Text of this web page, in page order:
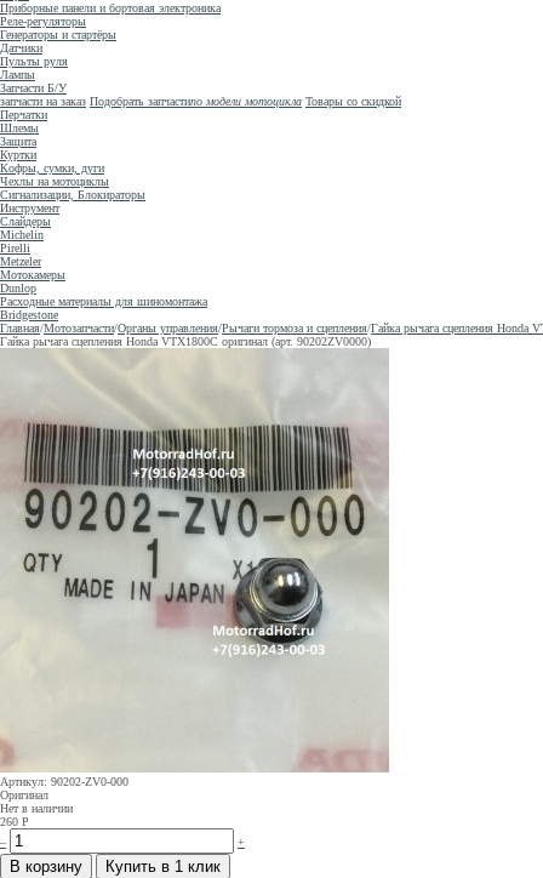
Приборные панели и бортовая электроника
Реле-регуляторы
Генераторы и стартёры
Датчики
Пульты руля
Лампы
Запчасти Б/У
запчасти на заказ Подобрать запчастипо модели мотоцикла Товары со скидкой
Перчатки
Шлемы
Защита
Куртки
Кофры, сумки, дуги
Чехлы на мотоциклы
Сигнализации, Блокираторы
Инструмент
Слайдеры
Michelin
Pirelli
Metzeler
Мотокамеры
Dunlop
Расходные материалы для шиномонтажа
Bridgestone
Главная/Мотозапчасти/Органы управления/Рычаги тормоза и сцепления/Гайка рычага сцепления Honda
Гайка рычага сцепления Honda VTX1800C оригинал (арт. 90202ZV0000)
Артикул: 90202-ZV0-000
Оригинал
Нет в наличии
260 Р
–
+